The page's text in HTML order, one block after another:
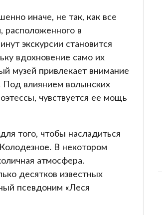
иначе, не так, как все
в
экскурсии становится
вдохновение само их
музей привлекает внимание
Под влиянием волынских
чувствуется ее мощь
того, чтобы насладиться
В некотором
атмосфера.
десятков известных
псевдоним «Леся